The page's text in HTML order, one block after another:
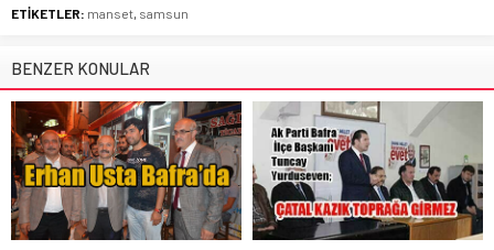
ETİKETLER: manset, samsun
BENZER KONULAR